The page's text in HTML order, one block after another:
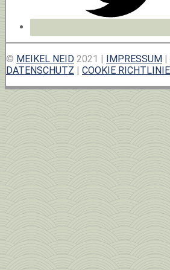
© MEIKEL NEID 2021 | IMPRESSUM
DATENSCHUTZ
COOKIE RICHTLINIE